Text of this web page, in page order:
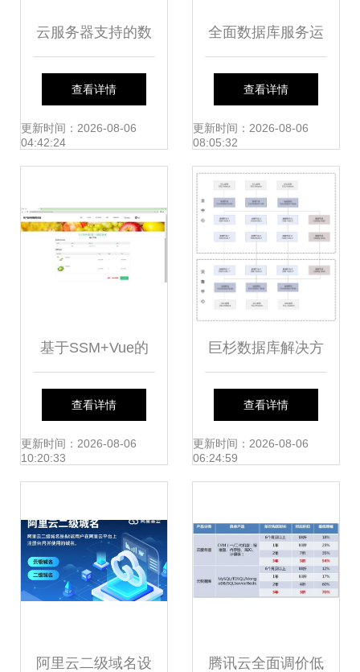
云服务器支持的数
据库服务详解
查看详情
更新时间：2026-08-06
04:42:24
全面数据库服务运
维指南 故障修复与
安全加固的实战策
略
查看详情
更新时间：2026-08-06
08:05:32
基于SSM+Vue的
农产品供销服务系
统设计与实现
查看详情
更新时间：2026-08-06
10:20:33
巨杉数据库解决方
案 SequoiaDB分布
式数据库的核心价
查看详情
更新时间：2026-08-06
06:24:59
阿里云二级域名设 腾讯云全面调价低